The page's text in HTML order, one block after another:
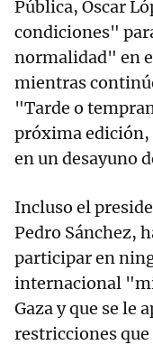
Pública, Óscar
condiciones"
normalidad" en
mientras
"Tarde o
próxima edición,
en un desayuno
Incluso el
Pedro Sánchez,
participar en
internacional
Gaza y que se le
restricciones que